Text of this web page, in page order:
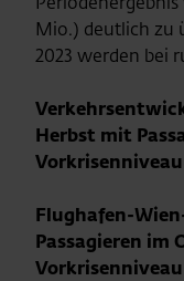
Mio.) deutlich zu
2023 werden bei
Herbst mit
Vorkrisenniveau
Flughafen-
Passagieren im
Vorkrisenniveau